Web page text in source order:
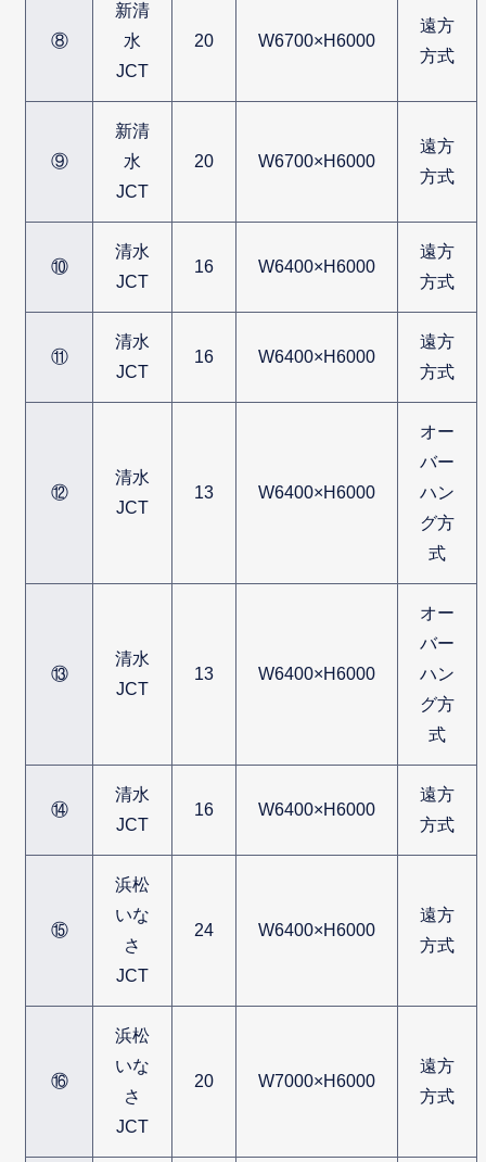
⑧
新清
水
JCT
20 W6700×H6000
遠方
方式
⑨
新清
水
JCT
20 W6700×H6000
遠方
方式
⑩
清水
JCT
16 W6400×H6000
遠方
方式
⑪
清水
JCT
16 W6400×H6000
遠方
方式
⑫
清水
JCT
13 W6400×H6000
オー
バー
ハン
グ方
式
⑬
清水
JCT
13 W6400×H6000
オー
バー
ハン
グ方
式
⑭
清水
JCT
16 W6400×H6000
遠方
方式
⑮
浜松
いな
さ
JCT
24 W6400×H6000
遠方
方式
⑯
浜松
いな
さ
JCT
20 W7000×H6000
遠方
方式